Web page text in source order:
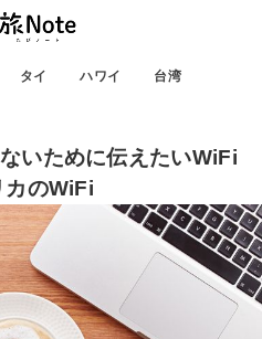
タイ ハワイ 台湾
いために伝えたいWiFi
カのWiFi